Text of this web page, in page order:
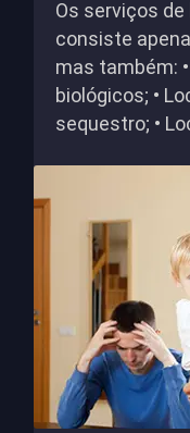
Os serviços
consiste
mas também:
biológicos; •
sequestro; •